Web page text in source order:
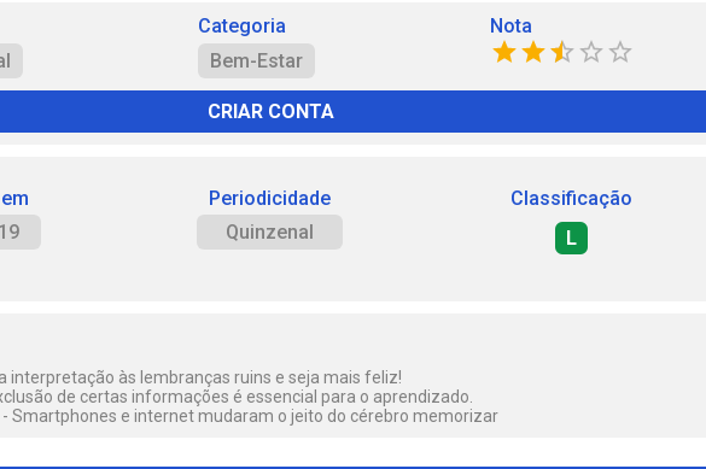
Categoria
Bem-Estar
Nota
CRIAR CONTA
Periodicidade
Quinzenal
Classificação
L
interpretação às lembranças ruins e seja mais feliz!
de certas informações é essencial para o aprendizado.
Smartphones e internet mudaram o jeito do cérebro memorizar